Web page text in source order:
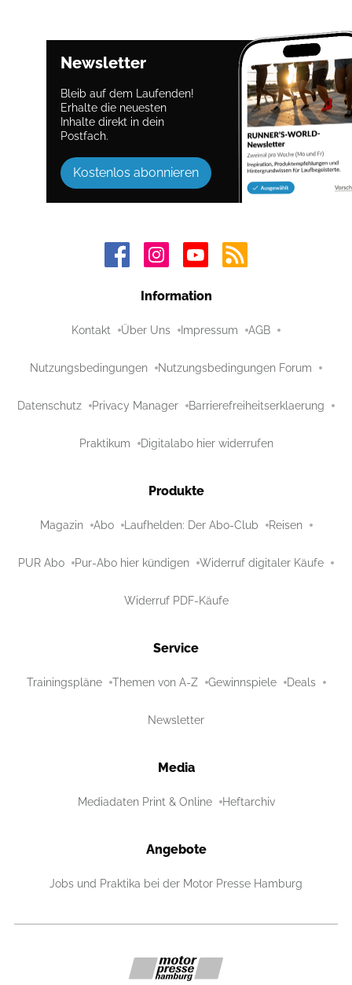
Newsletter
Bleib auf dem Laufenden!
Erhalte die neuesten
Inhalte direkt in dein
Postfach.
Kostenlos abonnieren
Information
Kontakt Über Uns Impressum AGB
Nutzungsbedingungen Nutzungsbedingungen Forum
Datenschutz Privacy Manager Barrierefreiheitserklaerung
Praktikum Digitalabo hier widerrufen
Produkte
Magazin Abo Laufhelden: Der Abo-Club Reisen
PUR Abo Pur-Abo hier kündigen Widerruf digitaler Käufe
Widerruf PDF-Käufe
Service
Trainingspläne Themen von A-Z Gewinnspiele Deals
Newsletter
Media
Mediadaten Print & Online Heftarchiv
Angebote
Jobs und Praktika bei der Motor Presse Hamburg